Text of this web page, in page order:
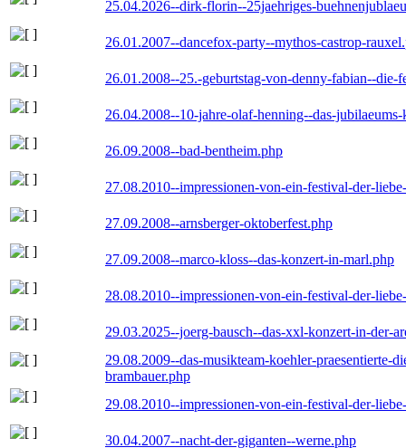
25.04.2026--dirk-florin--25jaehriges-
26.01.2007--dancefox-party--mythos-castrop-
26.01.2008--25.-geburtstag-von-denny-fabian--die-
26.04.2008--10-jahre-olaf-henning--das-
26.09.2008--bad-bentheim.php
27.08.2010--impressionen-von-ein-festival-der-
27.09.2008--arnsberger-oktoberfest.php
27.09.2008--marco-kloss--das-konzert-in-marl.php
28.08.2010--impressionen-von-ein-festival-der-
29.03.2025--joerg-bausch--das-xxl-konzert-in-der-
29.08.2009--das-musikteam-koehler-praesentierte-
brambauer.php
29.08.2010--impressionen-von-ein-festival-der-
30.04.2007--nacht-der-giganten--werne.php